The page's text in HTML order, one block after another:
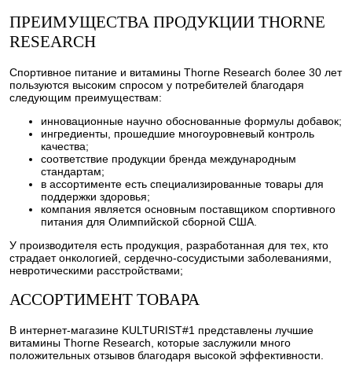
ПРЕИМУЩЕСТВА ПРОДУКЦИИ THORNE
RESEARCH
Спортивное питание и витамины Thorne Research более 30 лет
пользуются высоким спросом у потребителей благодаря
следующим преимуществам:
инновационные научно обоснованные формулы добавок;
ингредиенты, прошедшие многоуровневый контроль
качества;
соответствие продукции бренда международным
стандартам;
в ассортименте есть специализированные товары для
поддержки здоровья;
компания является основным поставщиком спортивного
питания для Олимпийской сборной США.
У производителя есть продукция, разработанная для тех, кто
страдает онкологией, сердечно-сосудистыми заболеваниями,
невротическими расстройствами;
АССОРТИМЕНТ ТОВАРА
В интернет-магазине KULTURIST#1 представлены лучшие
витамины Thorne Research, которые заслужили много
положительных отзывов благодаря высокой эффективности.